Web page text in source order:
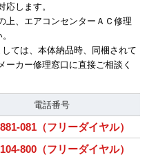
します。
上、エアコンセンターＡＣ修理
ては、本体納品時、同梱されて
ーカー修理窓口に直接ご相談く
電話番号
081（フリーダイヤル）
800（フリーダイヤル）